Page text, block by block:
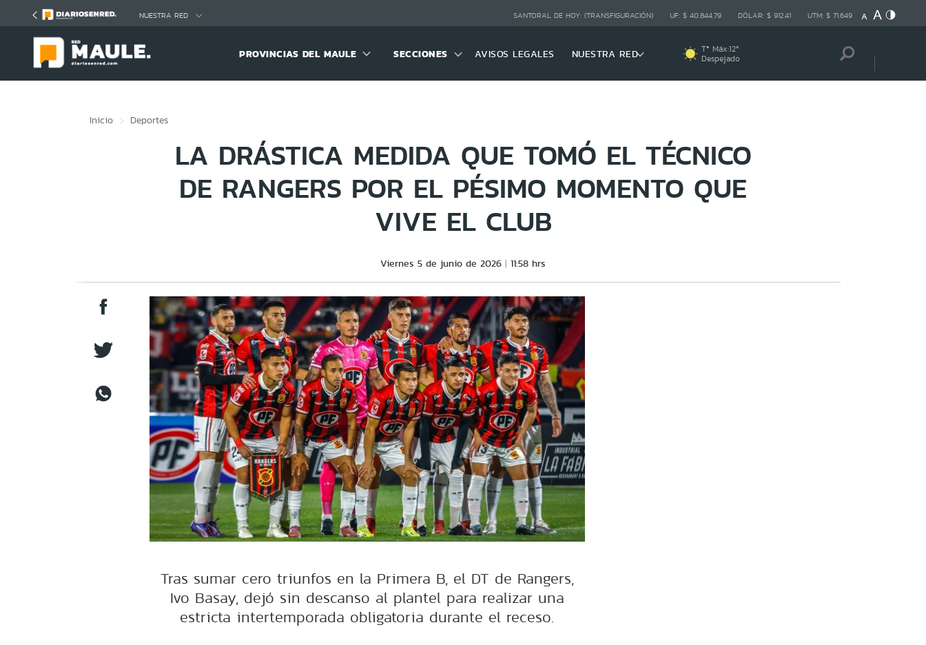
NUESTRA RED SANTORAL DE HOY: (TRANSFIGURACIÓN) UF: $ 40.844,79 DÓLAR: $ 912,41 UTM: $ 71.649
PROVINCIAS DEL MAULE SECCIONES AVISOS LEGALES NUESTRA RED Tª Máx:12º
Despejado
Inicio Deportes
LA DRÁSTICA MEDIDA QUE TOMÓ EL TÉCNICO
DE RANGERS POR EL PÉSIMO MOMENTO QUE
VIVE EL CLUB
Viernes 5 de junio de 2026 11:58 hrs
Tras sumar cero triunfos en la Primera B, el DT de Rangers,
Ivo Basay, dejó sin descanso al plantel para realizar una
estricta intertemporada obligatoria durante el receso.